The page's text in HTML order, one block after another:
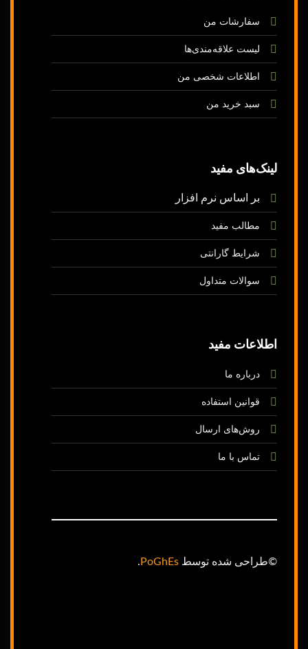
سفارشات من
لیست علاقه‌مندی‌ها
اطلاعات شخصی من
سبد خرید من
لینک‌های مفید
بر اساس نرم افزار
مطالب مفید
شرایط گارانتی
سوالات متداول
اطلاعات مفید
درباره ما
قوانین استفاده
روش‌های ارسال
تماس با ما
©طراحی شده توسط PoGhEs
.